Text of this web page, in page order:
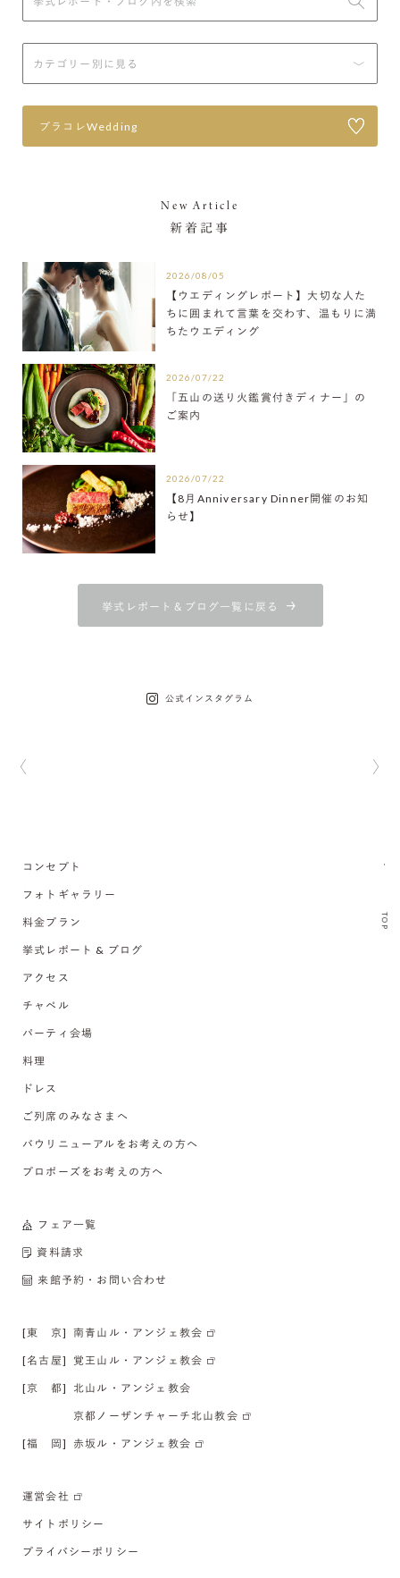
プラコレWedding
New Article
新着記事
2026/08/05
【ウエディングレポート】大切な人た
ちに囲まれて言葉を交わす、温もりに満
ちたウエディング
2026/07/22
「五山の送り火鑑賞付きディナー」の
ご案内
2026/07/22
【8月Anniversary Dinner開催のお知
らせ】
挙式レポート＆ブログ一覧に戻る
公式インスタグラム
TOP
コンセプト
フォトギャラリー
料金プラン
挙式レポート & ブログ
アクセス
チャペル
パーティ会場
料理
ドレス
ご列席のみなさまへ
バウリニューアルをお考えの方へ
プロポーズをお考えの方へ
フェア一覧
資料請求
来館予約・お問い合わせ
[東 京] 南青山ル・アンジェ教会
[名古屋] 覚王山ル・アンジェ教会
[京 都] 北山ル・アンジェ教会
京都ノーザンチャーチ北山教会
[福 岡] 赤坂ル・アンジェ教会
運営会社
サイトポリシー
プライバシーポリシー